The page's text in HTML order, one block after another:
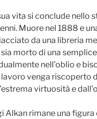
vita si conclude nello
Muore nel 1888 e
da una libreria
morto di una
nell’oblio e
lavoro venga riscoperto
virtuosità e
Alkan rimane una